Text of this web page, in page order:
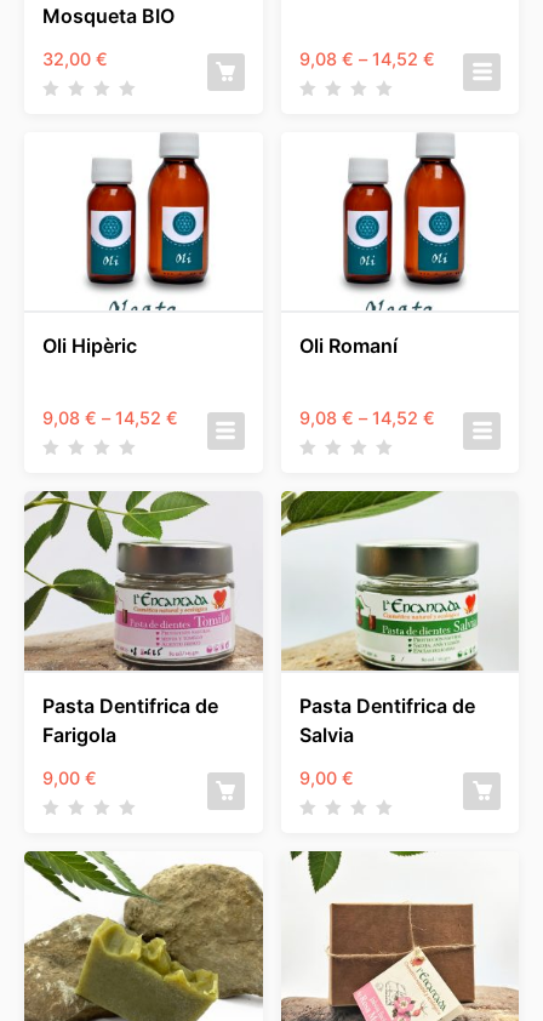
Mosqueta BIO
32,00 € 9,08 € – 14,52 €Interval
14,52 €
Oli Hipèric
9,08 € – 14,52 € Interval
a
14,52 €
Oli Romaní
9,08 € – 14,52 €Interval
a
Pasta Dentifrica de
Farigola
9,00 €
Pasta Dentifrica de
Salvia
9,00 €